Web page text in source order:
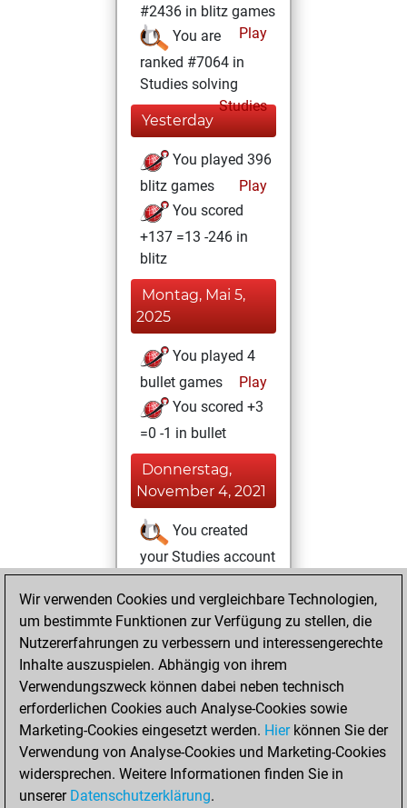
#2436 in blitz games
Play
You are
ranked #7064 in
Studies solving
Studies
Yesterday
You played 396
blitz games
Play
You scored
+137 =13 -246 in
blitz
Montag, Mai 5,
2025
You played 4
bullet games
Play
You scored +3
=0 -1 in bullet
Donnerstag,
November 4, 2021
You created
your Studies account
Studies
Samstag,
Mai 1, 2021
your Fritz account
Fritz
Donnerstag,
Dezember 29,
2016
You created
Wir verwenden Cookies und vergleichbare Technologien,
um bestimmte Funktionen zur Verfügung zu stellen, die
Nutzererfahrungen zu verbessern und interessengerechte
Inhalte auszuspielen. Abhängig von ihrem
Verwendungszweck können dabei neben technisch
erforderlichen Cookies auch Analyse-Cookies sowie
Marketing-Cookies eingesetzt werden. Hierkönnen Sie der
Verwendung von Analyse-Cookies und Marketing-Cookies
widersprechen. Weitere Informationen finden Sie in
unserer Datenschutzerklärung.